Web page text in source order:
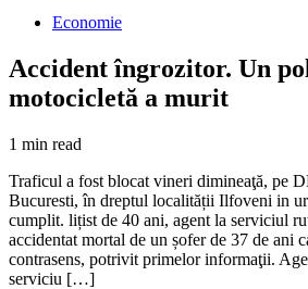
Economie
Accident îngrozitor. Un
motocicletă a murit
1 min read
Traficul a fost blocat vineri dimineaţă, pe
Bucuresti, în dreptul localității Ilfoveni in
cumplit. lițist de 40 ani, agent la serviciul
accidentat mortal de un șofer de 37 de ani
contrasens, potrivit primelor informaţii.
serviciu […]